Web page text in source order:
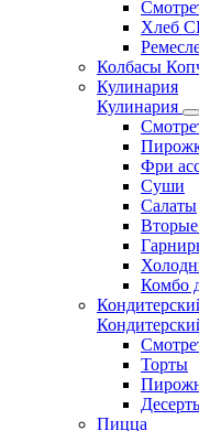
Хлеб
Колбасы
Кулинария
Кулинария
Фри
Суши
Салаты
Комбо
Торты
Пицца